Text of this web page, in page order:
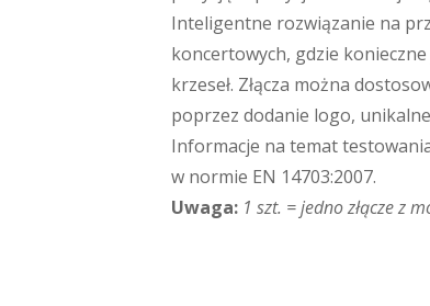
Inteligentne rozwiązanie na
koncertowych, gdzie
krzeseł. Złącza można
poprzez dodanie logo,
Informacje na temat
w normie EN 14703:2007.
Uwaga: 1 szt. = jedno złącze z